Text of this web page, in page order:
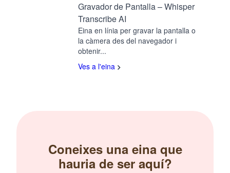
Gravador de Pantalla – Whisper
Transcribe AI
Eina en línia per gravar la pantalla o
la càmera des del navegador i
obtenir...
Ves a l'eina
Coneixes una eina que
hauria de ser aquí?